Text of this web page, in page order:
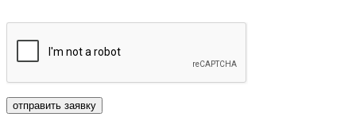
отправить заявку